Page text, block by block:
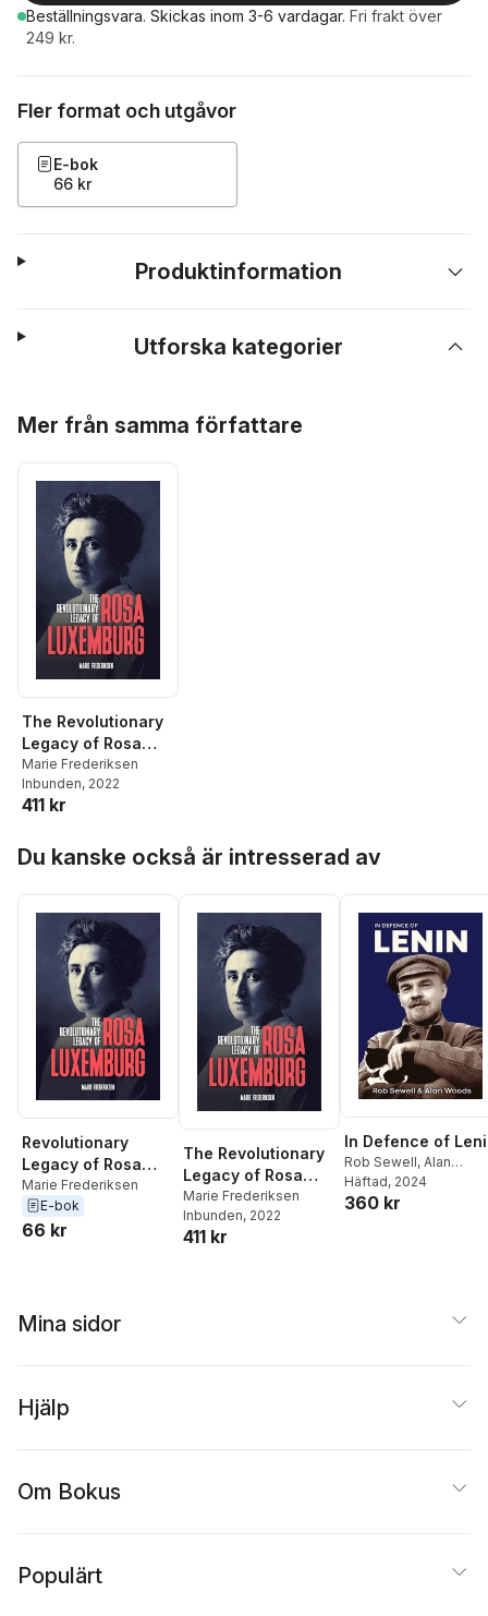
Beställningsvara. Skickas inom 3-6 vardagar. Fri frakt över
249 kr.
Fler format och utgåvor
E-bok
66 kr
Produktinformation
Utforska kategorier
Mer från samma författare
The Revolutionary
Legacy of Rosa
Luxemburg
Marie Frederiksen
Inbunden, 2022
411 kr
Du kanske också är intresserad av
Revolutionary
Legacy of Rosa
Luxemburg
Marie Frederiksen
E-bok
66 kr
The Revolutionary
Legacy of Rosa
Luxemburg
Marie Frederiksen
Inbunden, 2022
411 kr
In Defence of
Rob Sewell, Alan
Woods
Häftad, 2024
360 kr
Mina sidor
Hjälp
Om Bokus
Populärt